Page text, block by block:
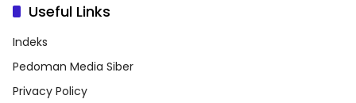
Useful Links
Indeks
Pedoman Media Siber
Privacy Policy